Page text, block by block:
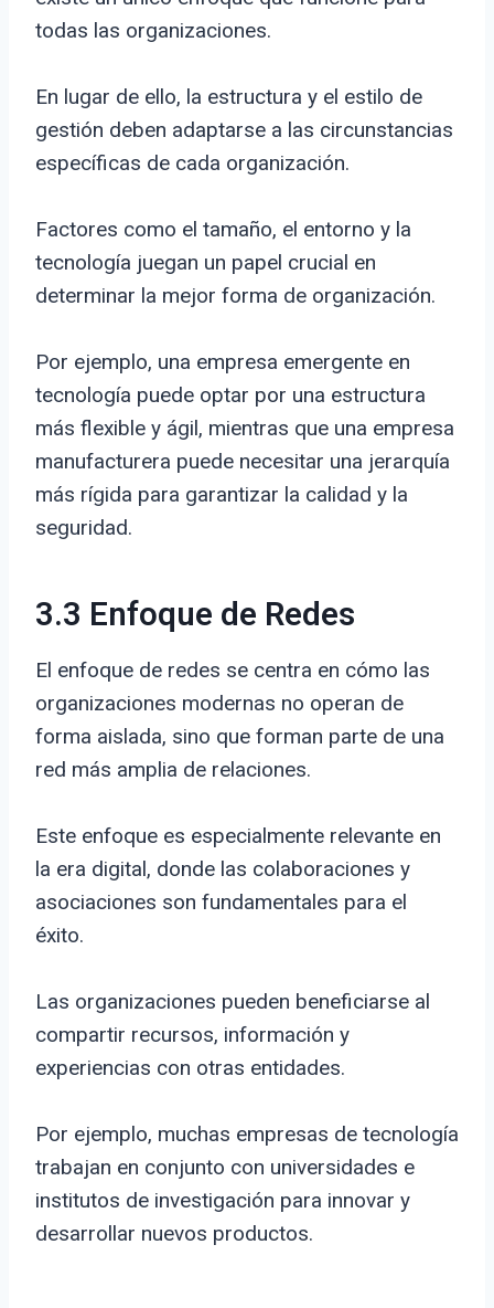
todas las organizaciones.
En lugar de ello, la estructura y el estilo de
gestión deben adaptarse a las circunstancias
específicas de cada organización.
Factores como el tamaño, el entorno y la
tecnología juegan un papel crucial en
determinar la mejor forma de organización.
Por ejemplo, una empresa emergente en
tecnología puede optar por una estructura
más flexible y ágil, mientras que una empresa
manufacturera puede necesitar una jerarquía
más rígida para garantizar la calidad y la
seguridad.
3.3 Enfoque de Redes
El enfoque de redes se centra en cómo las
organizaciones modernas no operan de
forma aislada, sino que forman parte de una
red más amplia de relaciones.
Este enfoque es especialmente relevante en
la era digital, donde las colaboraciones y
asociaciones son fundamentales para el
éxito.
Las organizaciones pueden beneficiarse al
compartir recursos, información y
experiencias con otras entidades.
Por ejemplo, muchas empresas de tecnología
trabajan en conjunto con universidades e
institutos de investigación para innovar y
desarrollar nuevos productos.